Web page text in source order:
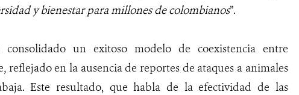
y bienestar para millones de colombianos”.
un exitoso modelo de coexistencia entre
reflejado en la ausencia de reportes de ataques a animales
Este resultado, que habla de la efectividad de las